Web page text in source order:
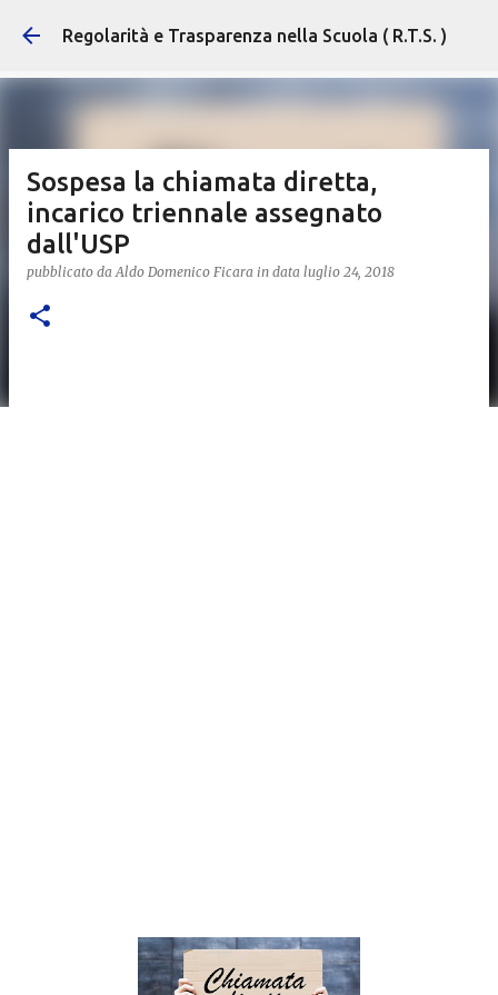
Passa ai contenuti principali
Regolarità e Trasparenza nella Scuola ( R.T.S. )
Sospesa la chiamata diretta,
incarico triennale assegnato
dall'USP
pubblicato daAldo Domenico Ficara in data luglio 24, 2018